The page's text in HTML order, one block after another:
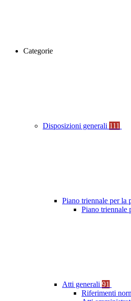
Categorie
Disposizioni generali 111
Piano triennale per la
Piano triennale
Atti generali 91
Riferimenti